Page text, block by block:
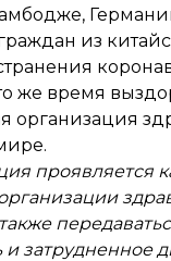
,
из
же время
организация
проявляется
и затрудненное